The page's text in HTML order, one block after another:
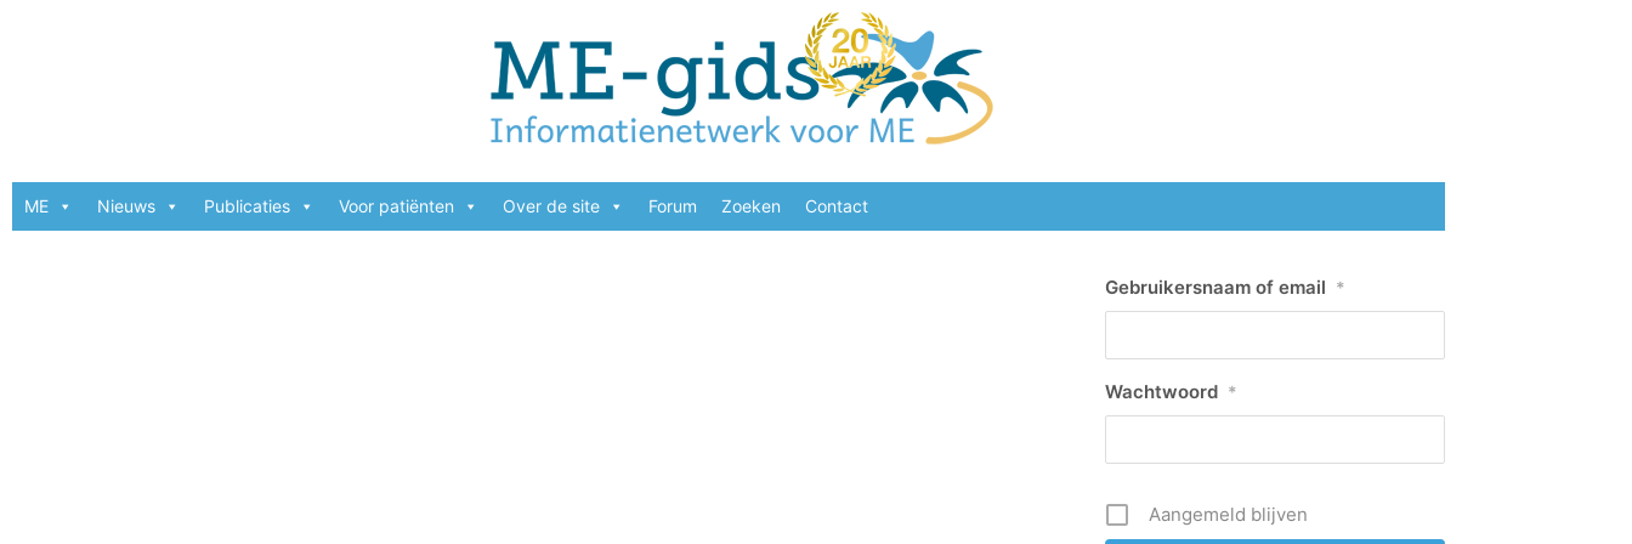
ME Nieuws Publicaties Voor patiënten Over de site Forum Zoeken Contact
Gebruikersnaam of email *
Wachtwoord *
Aangemeld blijven